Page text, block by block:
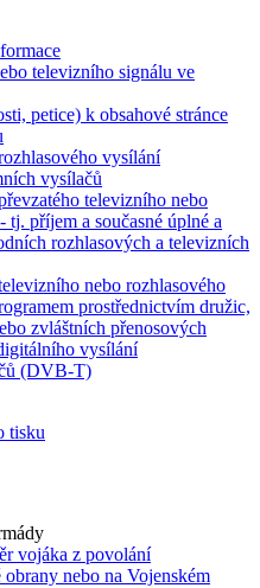
televizního signálu ve
petice) k obsahové stránce
vysílání
vysílačů
televizního nebo
příjem a současné úplné a
rozhlasových a televizních
nebo rozhlasového
prostřednictvím družic,
zvláštních přenosových
vysílání
(DVB-T)
tisku
vojáka z povolání
nebo na Vojenském